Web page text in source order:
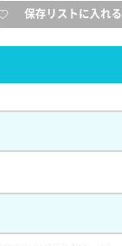
保存リストに入れる